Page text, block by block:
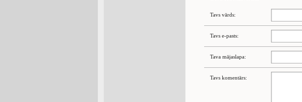
Tavs vārds:
Tavs e-pasts:
Tava mājaslapa:
Tavs komentārs: